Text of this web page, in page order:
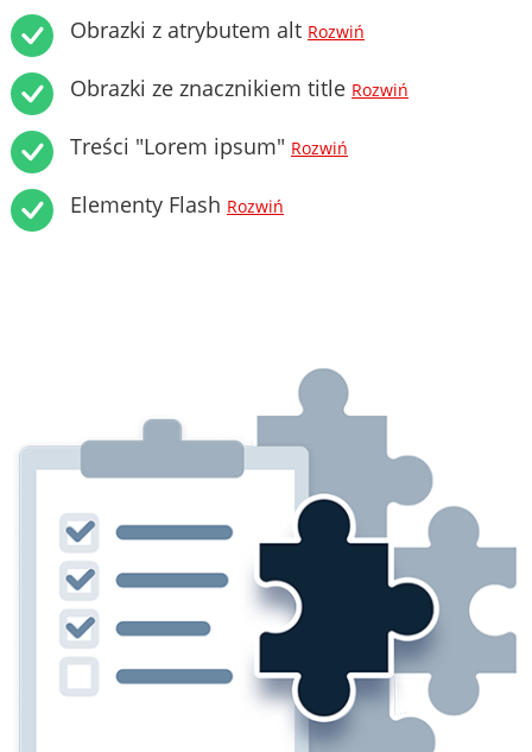
Obrazki z atrybutem alt Rozwiń
Obrazki ze znacznikiem title Rozwiń
Treści "Lorem ipsum" Rozwiń
Elementy Flash Rozwiń